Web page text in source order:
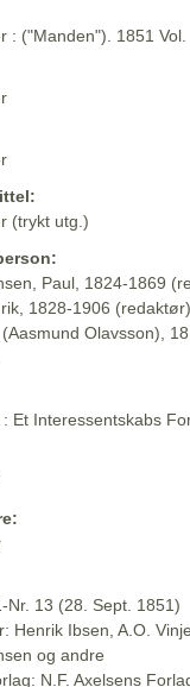
: ("Manden"). 1851 Vol.
(trykt utg.)
Paul, 1824-1869
1828-1906 (redaktør)
Olavsson),
Et Interessentskabs
Nr. 13 (28. Sept. 1851)
Henrik Ibsen, A.O.
og andre
N.F. Axelsens